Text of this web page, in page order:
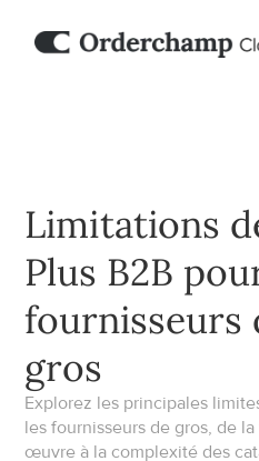
Limitations
Plus B2B
fournisseurs
gros
Explorez les principales
les fournisseurs de gros, de
œuvre à la complexité des